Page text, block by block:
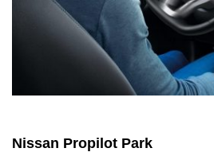
Nissan Propilot Park